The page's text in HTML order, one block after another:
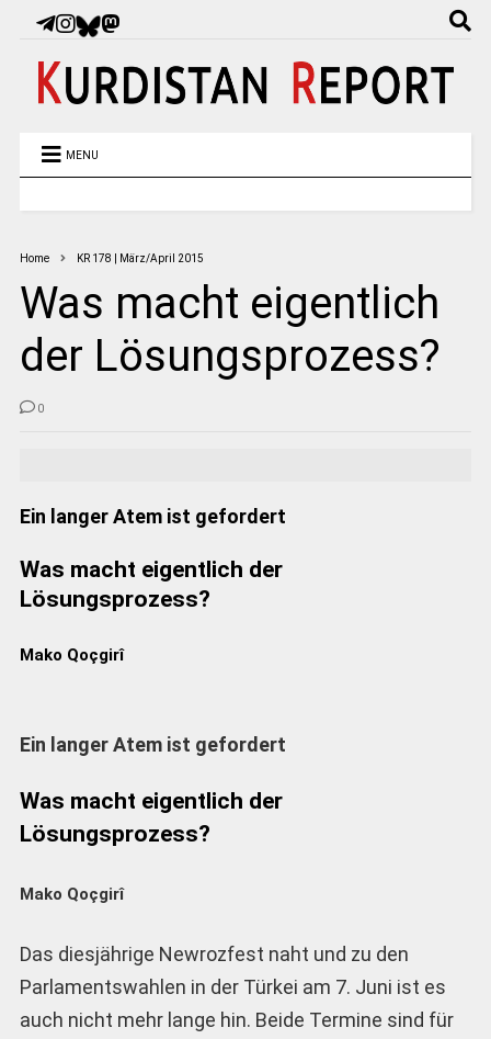
MENU
Home KR 178 | März/April 2015
Was macht eigentlich
der Lösungsprozess?
0
Ein langer Atem ist gefordert
Was macht eigentlich der
Lösungsprozess?
Mako Qoçgirî
Ein langer Atem ist gefordert
Was macht eigentlich der
Lösungsprozess?
Mako Qoçgirî
Das diesjährige Newrozfest naht und zu den
Parlamentswahlen in der Türkei am 7. Juni ist es
auch nicht mehr lange hin. Beide Termine sind für